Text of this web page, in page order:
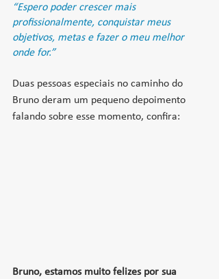
“Espero poder crescer mais
profissionalmente, conquistar meus
objetivos, metas e fazer o meu melhor
onde for.”
Duas pessoas especiais no caminho do
Bruno deram um pequeno depoimento
falando sobre esse momento, confira:
Bruno, estamos muito felizes por sua